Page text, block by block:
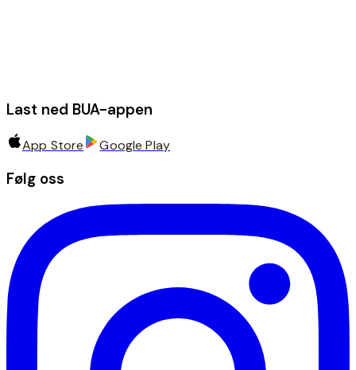
Last ned BUA-appen
App Store Google Play
Følg oss